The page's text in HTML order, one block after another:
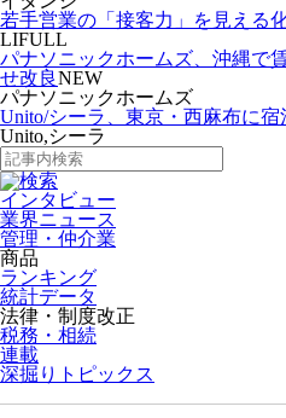
若手営業の「接客力」を見える
LIFULL
パナソニックホームズ、沖縄で
せ改良NEW
パナソニックホームズ
Unito/シーラ、東京・西麻布に宿
Unito,シーラ
インタビュー
業界ニュース
管理・仲介業
商品
ランキング
統計データ
法律・制度改正
税務・相続
連載
深掘りトピックス